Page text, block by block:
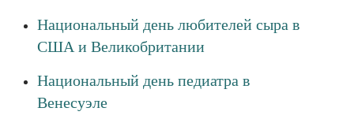
Национальный день любителей сыра в
США и Великобритании
Национальный день педиатра в
Венесуэле